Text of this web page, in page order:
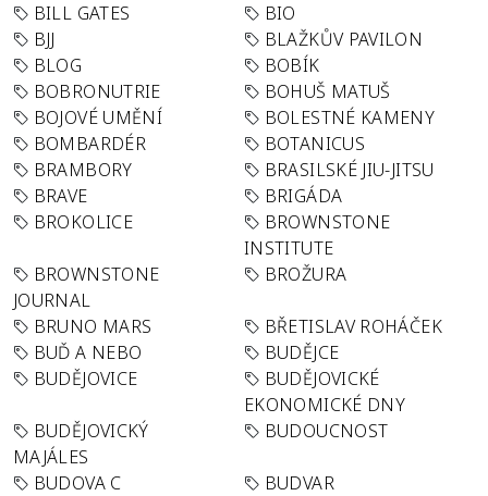
BILL GATES
BIO
BJJ
BLAŽKŮV PAVILON
BLOG
BOBÍK
BOBRONUTRIE
BOHUŠ MATUŠ
BOJOVÉ UMĚNÍ
BOLESTNÉ KAMENY
BOMBARDÉR
BOTANICUS
BRAMBORY
BRASILSKÉ JIU-JITSU
BRAVE
BRIGÁDA
BROKOLICE
BROWNSTONE
INSTITUTE
BROWNSTONE
JOURNAL
BROŽURA
BRUNO MARS
BŘETISLAV ROHÁČEK
BUĎ A NEBO
BUDĚJCE
BUDĚJOVICE
BUDĚJOVICKÉ
EKONOMICKÉ DNY
BUDĚJOVICKÝ
MAJÁLES
BUDOUCNOST
BUDOVA C
BUDVAR